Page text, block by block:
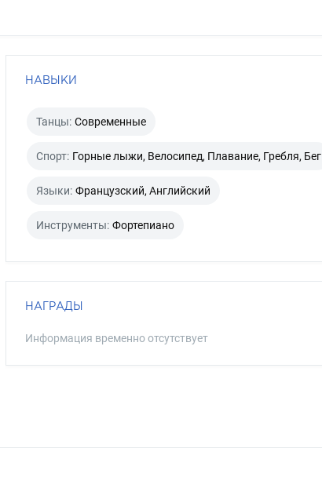
НАВЫКИ
Танцы: Современные
Спорт: Горные лыжи, Велосипед, Плавание, Гребля, Бег
Языки: Французский, Английский
Инструменты: Фортепиано
НАГРАДЫ
Информация временно отсутствует